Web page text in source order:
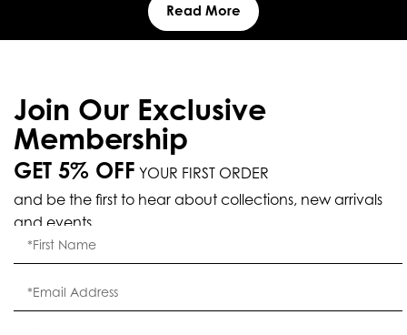
Read More
Join Our Exclusive
Membership
GET 5% OFF YOUR FIRST ORDER
and be the first to hear about collections, new arrivals
and events.